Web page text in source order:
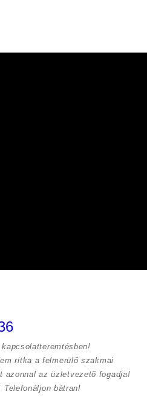
ritka a felmerülő szakmai
azonnal az üzletvezető fogadja!
Telefonáljon bátran!